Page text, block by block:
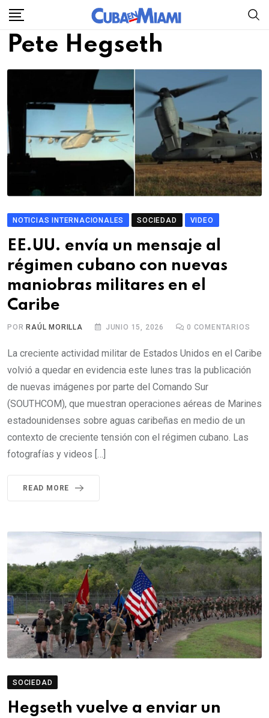
Skip
content
Pete Hegseth
NOTICIAS INTERNACIONALES SOCIEDAD VIDEO
EE.UU. envía un mensaje al
régimen cubano con nuevas
maniobras militares en el
Caribe
POR RAÚL MORILLA JUNIO 15, 2026 0 COMENTARIOS
La creciente actividad militar de Estados Unidos en el Caribe
volvió a quedar en evidencia este lunes tras la publicación
de nuevas imágenes por parte del Comando Sur
(SOUTHCOM), que muestran operaciones aéreas de Marines
estadounidenses sobre aguas caribeñas en medio de un
contexto de creciente tensión con el régimen cubano. Las
fotografías y videos […]
READ MORE
SOCIEDAD
Hegseth vuelve a enviar un